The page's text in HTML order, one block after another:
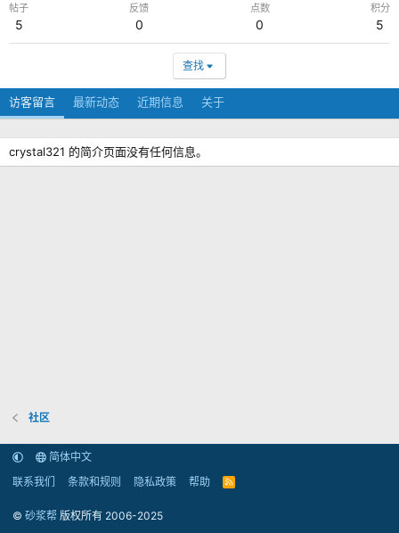
帖子
5
反馈
0
点数
0
积分
5
查找
访客留言 最新动态 近期信息 关于
crystal321 的简介页面没有任何信息。
社区
简体中文
联系我们
条款和规则 隐私政策 帮助
R
© 砂浆帮 版权所有 2006-2025